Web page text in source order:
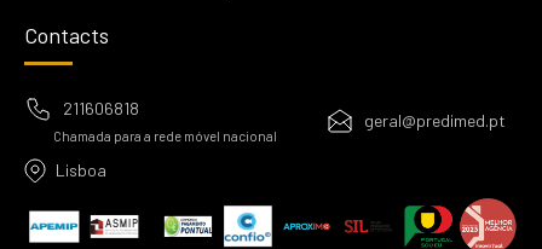
Contacts
211606818
Chamada para a rede móvel nacional
geral@predimed.pt
Lisboa